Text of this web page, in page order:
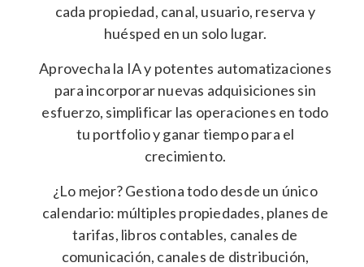
cada propiedad, canal, usuario, reserva y
huésped en un solo lugar.
Aprovecha la IA y potentes automatizaciones
para incorporar nuevas adquisiciones sin
esfuerzo, simplificar las operaciones en todo
tu portfolio y ganar tiempo para el
crecimiento.
¿Lo mejor? Gestiona todo desde un único
calendario: múltiples propiedades, planes de
tarifas, libros contables, canales de
comunicación, canales de distribución,